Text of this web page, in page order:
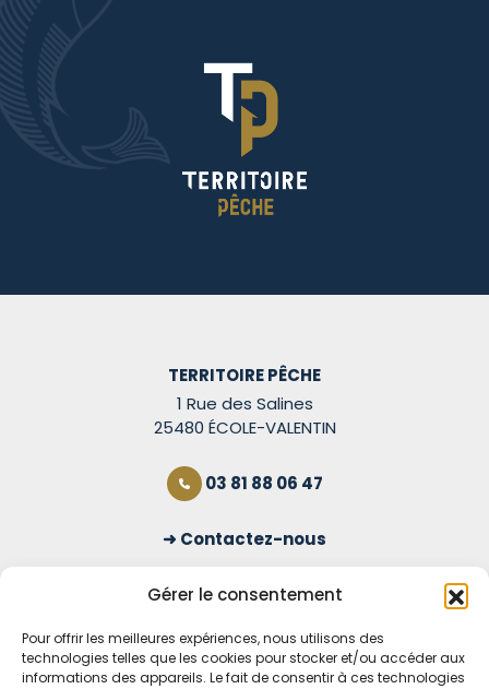
Gérer le consentement
Pour offrir les meilleures expériences, nous utilisons des
technologies telles que les cookies pour stocker et/ou accéder aux
informations des appareils. Le fait de consentir à ces technologies
TERRITOIRE PÊCHE
1 Rue des Salines
25480 ÉCOLE-VALENTIN
03 81 88 06 47
Contactez-nous
S'inscrire à la newsletter
OUVERT TOUS LES JOURS